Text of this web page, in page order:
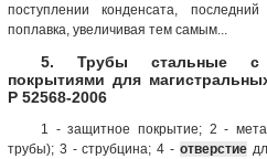
поступлении конденсата,
поплавка, увеличивая тем самым...
5. Трубы стальные с
покрытиями для
Р 52568-2006
1 - защитное покрытие; 2 -
трубы); 3 - струбцина; 4 - отверстие